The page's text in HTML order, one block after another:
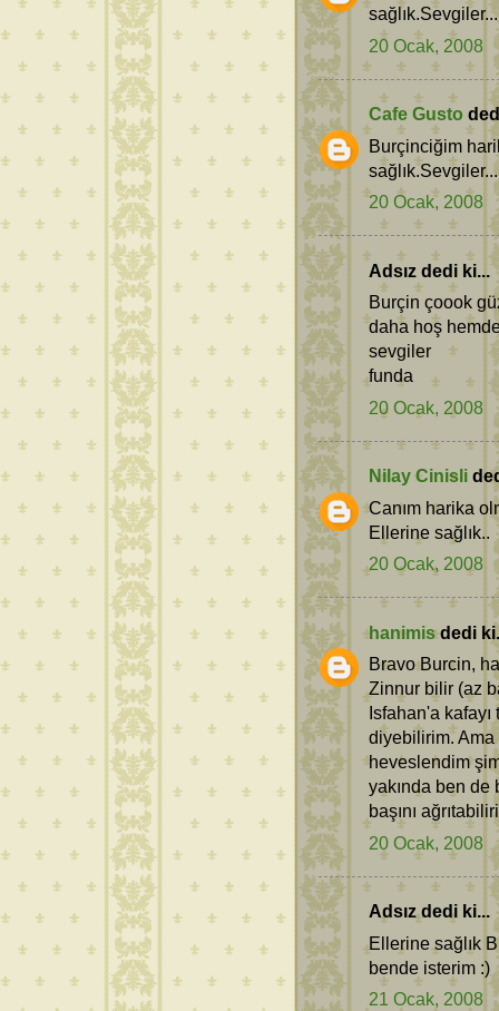
sağlık.Sevgiler...
20 Ocak, 2008
Cafe Gusto
Burçinciğim
sağlık.Sevgiler...
20 Ocak, 2008
Adsız dedi ki...
Burçin çoook
daha hoş
sevgiler
funda
20 Ocak, 2008
Nilay Cinisli
Canım harika
Ellerine sağlık..
20 Ocak, 2008
hanimisdedi
Bravo Burcin,
Zinnur bilir (az
Isfahan'a
diyebilirim. Ama
heveslendim
yakında ben
başını
20 Ocak, 2008
Adsız dedi ki...
Ellerine sağlık
bende isterim :)
21 Ocak, 2008